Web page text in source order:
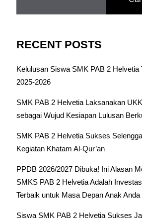
RECENT POSTS
Kelulusan Siswa SMK PAB 2 Helvetia
2025-2026
SMK PAB 2 Helvetia Laksanakan UKK
sebagai Wujud Kesiapan Lulusan
SMK PAB 2 Helvetia Sukses
Kegiatan Khatam Al-Qur’an
PPDB 2026/2027 Dibuka! Ini Alasan
SMKS PAB 2 Helvetia Adalah
Terbaik untuk Masa Depan Anak Anda
Siswa SMK PAB 2 Helvetia Sukses